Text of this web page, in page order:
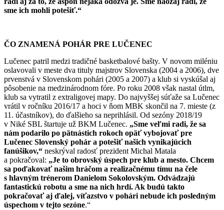
sme ich mohli potešiť.“
ČO ZNAMENÁ POHÁR PRE LUČENEC
Lučenec patril medzi tradičné basketbalové bašty. V novom miléniu
oslavovali v meste dva tituly majstrov Slovenska (2004 a 2006), dve
prvenstvá v Slovenskom pohári (2005 a 2007) a klub si vyskúšal aj
pôsobenie na medzinárodnom fóre. Po roku 2008 však nastal útlm,
klub sa vytratil z extraligovej mapy. Do najvyššej súťaže sa Lučenec
vrátil v ročníku 2016/17 a hoci v ňom MBK skončil na 7. mieste (z
11. účastníkov), do ďalšieho sa neprihlásil. Od sezóny 2018/19
v Niké SBL štartuje už BKM Lučenec. „Sme veľmi radi, že sa
nám podarilo po pätnástich rokoch opäť vybojovať pre
Lučenec Slovenský pohár a potešiť našich vynikajúcich
fanúšikov,“ neskrýval radosť prezident Michal Matala
a pokračoval: „Je to obrovský úspech pre klub a mesto. Chcem
sa poďakovať našim hráčom a realizačnému tímu na čele
s hlavným trénerom Danielom Sokolovským. Odvádzajú
fantastickú robotu a sme na nich hrdí. Ak budú takto
pokračovať aj ďalej, víťazstvo v pohári nebude ich posledným
úspechom v tejto sezóne.“